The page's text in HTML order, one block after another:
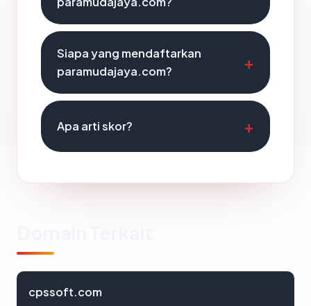
Siapa yang mendaftarkan
paramudajaya.com?
Apa arti skor?
cpssoft.com